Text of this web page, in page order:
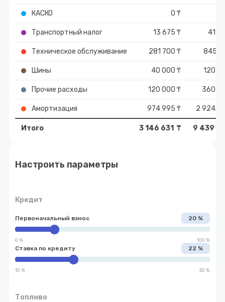
КАСКО 0 ₸
Транспортный налог 13 675 ₸ 41
Техническое обслуживание 281 700 ₸ 845
Шины 40 000 ₸ 120
Прочие расходы 120 000 ₸ 360
Амортизация 974 995 ₸ 2 924
Итого 3 146 631 ₸ 9 439
Настроить параметры
Кредит
Первоначальный взнос 20 %
0 % 100 %
Ставка по кредиту 22 %
10 % 50 %
Топливо